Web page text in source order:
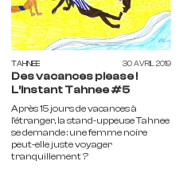
TAHNEE 30 AVRIL 2019
Des vacances please !
L’Instant Tahnee #5
Après 15 jours de vacances à
l'étranger, la stand-uppeuse Tahnee
se demande : une femme noire
peut-elle juste voyager
tranquillement ?